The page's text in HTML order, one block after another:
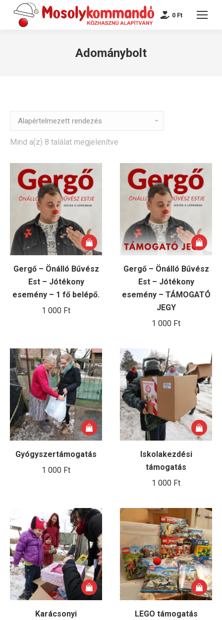
0 Ft
Adománybolt
Mind a(z) 8 találat megjelenítve
Gergő – Önálló Bűvész
Est – Jótékony
esemény – 1 fő belépő.
1 000 Ft
Gergő – Önálló Bűvész
Est – Jótékony
esemény – TÁMOGATÓ
JEGY
1 000 Ft
Gyógyszertámogatás
1 000 Ft
Iskolakezdési
támogatás
1 000 Ft
Karácsonyi
LEGO támogatás